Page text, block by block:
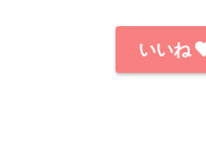
いいね